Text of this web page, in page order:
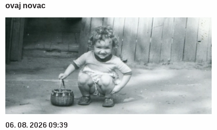
ovaj novac
06. 08. 2026 09:39